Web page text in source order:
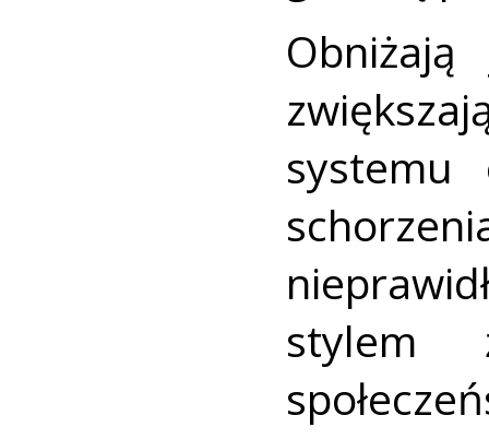
Obniżają
systemu
stylem